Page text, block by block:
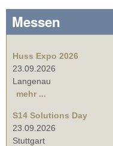
Messen
Huss Expo 2026
23.09.2026
Langenau
mehr ...
S14 Solutions Day
23.09.2026
Stuttgart